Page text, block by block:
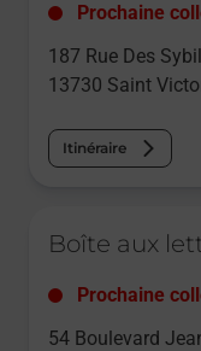
Prochaine
187 Rue Des
13730 Saint
Itinéraire
Boîte aux
Prochaine
54 Boulevard